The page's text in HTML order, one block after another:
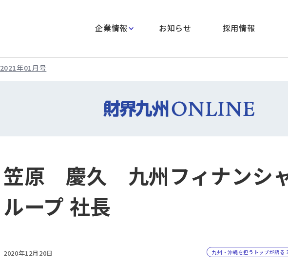
企業情報 お知らせ 採用情報
2021年01月号
笠原 慶久 九州フィナンシ
ループ 社長
2020年12月20日 九州・沖縄を担うトップが語る